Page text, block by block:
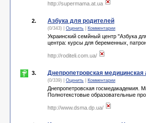
http://supermama.at.ua
2. Азбука для родителей
(0/343) | Оценить Комментарии
Украинский семйный центр "Азбука
центра: курсы для беременных,
http://roditeli.com.ua/
3. Днепропетровская медицинская
(0/339) | Оценить Комментарии
Днепропетровская госмедакадемия.
Полнотекстовые образовательные
http://www.dsma.dp.ua/